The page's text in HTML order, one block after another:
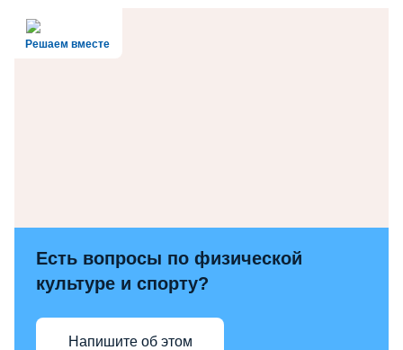
Решаем вместе
Есть вопросы по физической
культуре и спорту?
Напишите об этом